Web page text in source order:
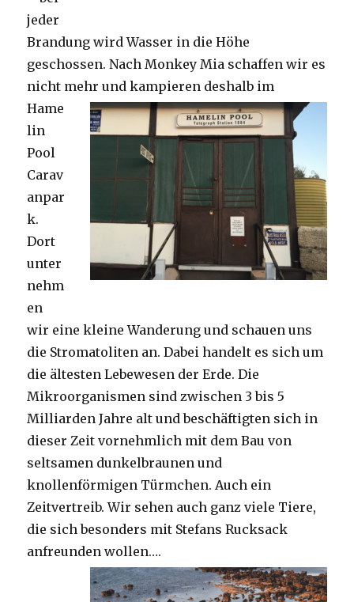
jeder
Brandung wird Wasser in die Höhe
geschossen. Nach Monkey Mia schaffen wir es
nicht mehr und kampieren deshalb im
Hame
lin
Pool
Carav
anpar
k.
Dort
unter
nehm
en
wir eine kleine Wanderung und schauen uns
die Stromatoliten an. Dabei handelt es sich um
die ältesten Lebewesen der Erde. Die
Mikroorganismen sind zwischen 3 bis 5
Milliarden Jahre alt und beschäftigten sich in
dieser Zeit vornehmlich mit dem Bau von
seltsamen dunkelbraunen und
knollenförmigen Türmchen. Auch ein
Zeitvertreib. Wir sehen auch ganz viele Tiere,
die sich besonders mit Stefans Rucksack
anfreunden wollen….